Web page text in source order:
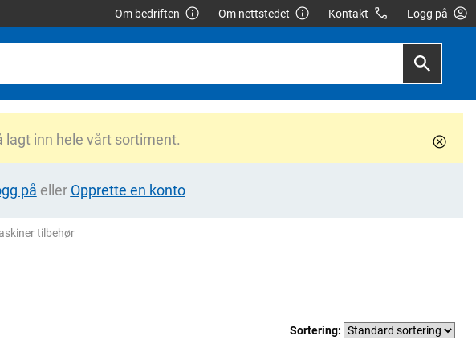
Om bedriften Om nettstedet Kontakt Logg på
lagt inn hele vårt sortiment.
på eller Opprette en konto
tilbehør
Sortering: